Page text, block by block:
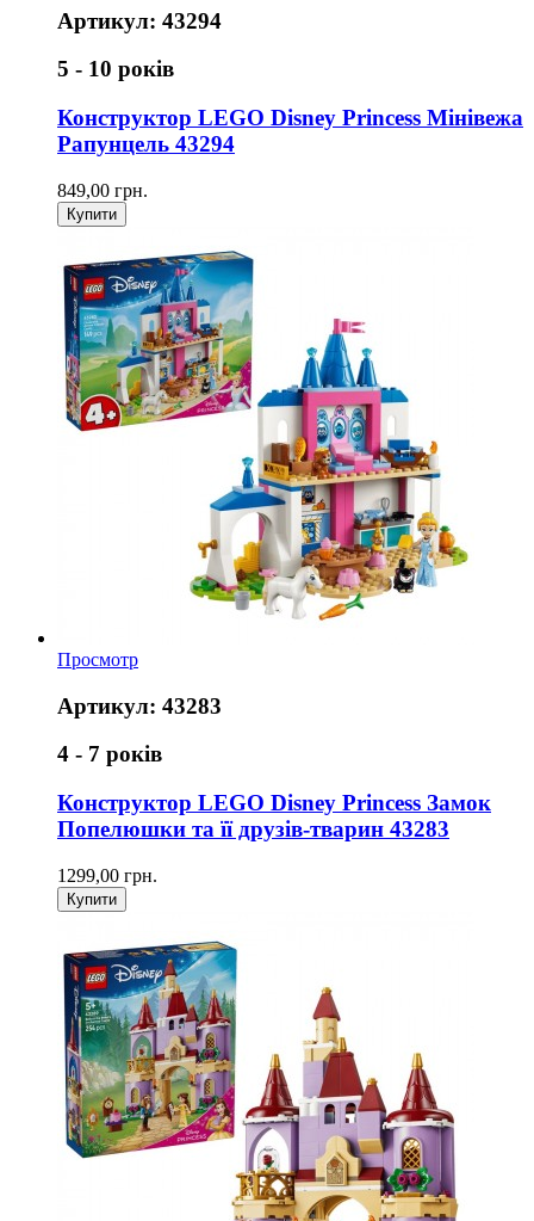
Артикул: 43294
5 - 10 років
Конструктор LEGO Disney Princess Мінівежа
Рапунцель 43294
849,00 грн.
Купити
Просмотр
Артикул: 43283
4 - 7 років
Конструктор LEGO Disney Princess Замок
Попелюшки та її друзів-тварин 43283
1299,00 грн.
Купити